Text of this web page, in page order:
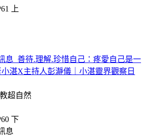
上
息 善待.理解.珍惜自己：疼愛自己是一
湛X主持人彭瀞儀｜小湛靈界觀察日
超自然
下
息